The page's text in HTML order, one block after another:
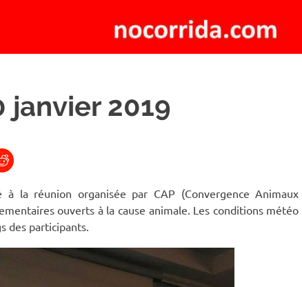
janvier 2019
la réunion organisée par CAP (Convergence Animaux
ouverts à la cause animale. Les conditions météo
des participants.